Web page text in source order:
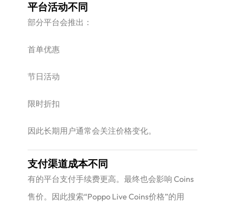
平台活动不同
部分平台会推出：
首单优惠
节日活动
限时折扣
因此长期用户通常会关注价格变化。
支付渠道成本不同
有的平台支付手续费更高。最终也会影响 Coins
售价。因此搜索“Poppo Live Coins价格”的用